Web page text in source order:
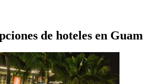
de hoteles en Guam